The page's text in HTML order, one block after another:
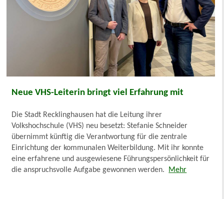
Neue VHS-Leiterin bringt viel Erfahrung mit
Die Stadt Recklinghausen hat die Leitung ihrer
Volkshochschule (VHS) neu besetzt: Stefanie Schneider
übernimmt künftig die Verantwortung für die zentrale
Einrichtung der kommunalen Weiterbildung. Mit ihr konnte
eine erfahrene und ausgewiesene Führungspersönlichkeit für
die anspruchsvolle Aufgabe gewonnen werden.
Mehr